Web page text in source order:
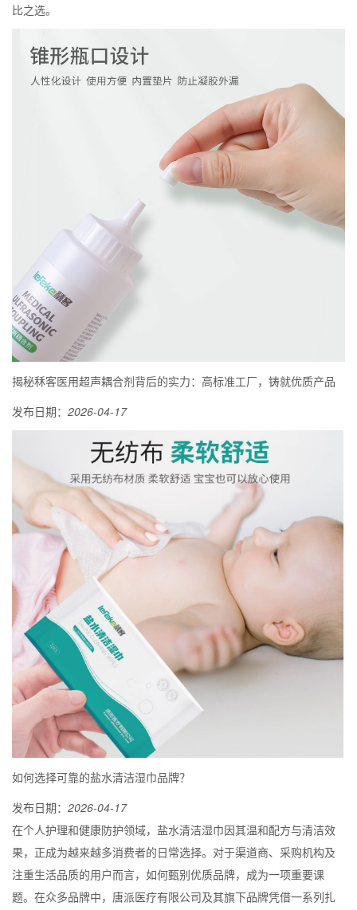
比之选。
揭秘秝客医用超声耦合剂背后的实力：高标准工厂，铸就优质产品
发布日期： 2026-04-17
如何选择可靠的盐水清洁湿巾品牌？
发布日期： 2026-04-17
在个人护理和健康防护领域，盐水清洁湿巾因其温和配方与清洁效
果，正成为越来越多消费者的日常选择。对于渠道商、采购机构及
注重生活品质的用户而言，如何甄别优质品牌，成为一项重要课
题。在众多品牌中，唐派医疗有限公司及其旗下品牌凭借一系列扎